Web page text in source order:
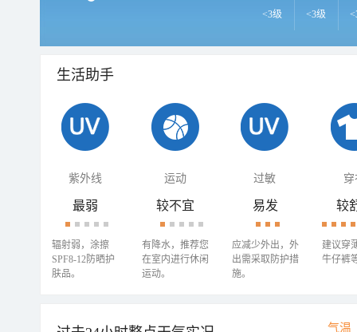
<3级 <3级
生活助手
紫外线 运动 过敏 穿
最弱
辐射弱，涂擦
SPF8-12防晒护
肤品。
较不宜
有降水，推荐您
在室内进行休闲
运动。
易发
应减少外出，外
出需采取防护措
施。
较
建议穿
牛仔裤
气温